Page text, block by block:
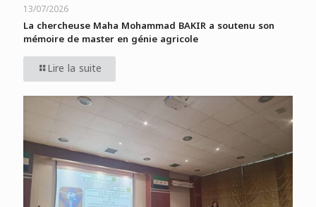
13/07/2026
La chercheuse Maha Mohammad BAKIR a soutenu son
mémoire de master en génie agricole
Lire la suite